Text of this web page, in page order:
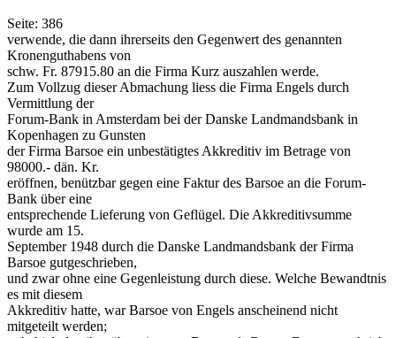
Seite: 386
verwende, die dann ihrerseits den Gegenwert des genannten
Kronenguthabens von
schw. Fr. 87915.80 an die Firma Kurz auszahlen werde.
Zum Vollzug dieser Abmachung liess die Firma Engels durch
Vermittlung der
Forum-Bank in Amsterdam bei der Danske Landmandsbank in
Kopenhagen zu Gunsten
der Firma Barsoe ein unbestätigtes Akkreditiv im Betrage von
98000.- dän. Kr.
eröffnen, benützbar gegen eine Faktur des Barsoe an die Forum-
Bank über eine
entsprechende Lieferung von Geflügel. Die Akkreditivsumme
wurde am 15.
September 1948 durch die Danske Landmandsbank der Firma
Barsoe gutgeschrieben,
und zwar ohne eine Gegenleistung durch diese. Welche Bewandtnis
es mit diesem
Akkreditiv hatte, war Barsoe von Engels anscheinend nicht
mitgeteilt werden;